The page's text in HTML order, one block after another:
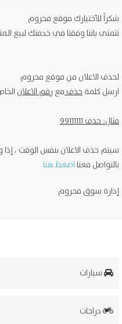
شكراً للأختيارك موقع محروم
نتمنى باننا وفقنا في خدمتك لبيع
لحذف الاعلان من موقع محروم
ارسل كلمةحذفمع رقم الاعلان
مثال: حذف 99111111
سيتم حذف الاعلان بنفس الوقت ،
بالتواصل معنا اضغط هنا
إدارة سوق محروم
سيارات
دراجات